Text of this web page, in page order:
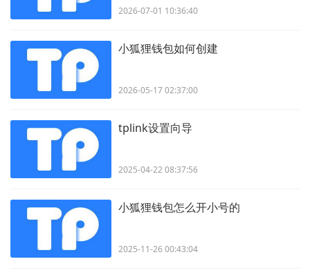
2026-07-01 10:36:40
小狐狸钱包如何创建
2026-05-17 02:37:00
tplink设置向导
2025-04-22 08:37:56
小狐狸钱包怎么开小号的
2025-11-26 00:43:04